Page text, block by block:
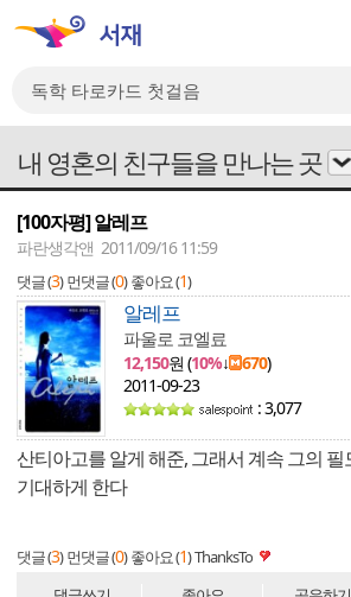
내 영혼의 친구들을 만나는 곳
[100자평] 알레프
파란생각앤 2011/09/16 11:59
댓글 (3) 먼댓글 (0) 좋아요 (1)
알레프
파울로 코엘료
12,150원 (10%↓ 670)
2011-09-23
: 3,077
산티아고를 알게 해준, 그래서 계속 그의
기대하게 한다
댓글 (3) 먼댓글 (0) 좋아요 (1)ThanksTo